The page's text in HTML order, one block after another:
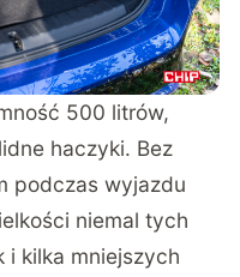
500 litrów,
haczyki. Bez
podczas wyjazdu
niemal tych
i kilka mniejszych